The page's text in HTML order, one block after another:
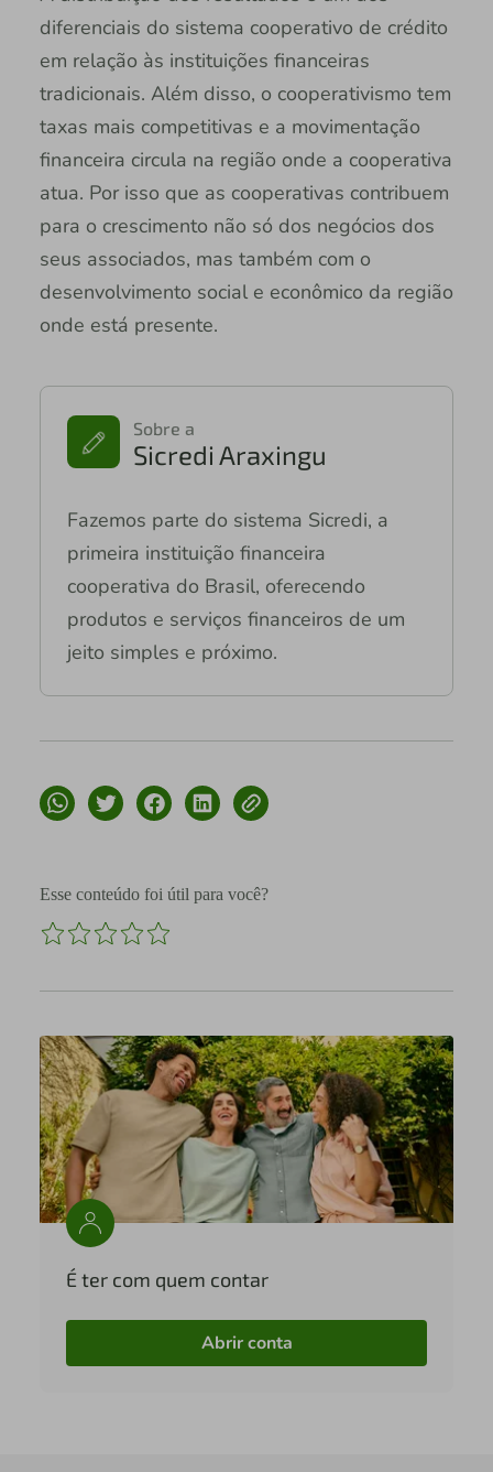
diferenciais do sistema cooperativo de crédito
em relação às instituições financeiras
tradicionais. Além disso, o cooperativismo tem
taxas mais competitivas e a movimentação
financeira circula na região onde a cooperativa
atua. Por isso que as cooperativas contribuem
para o crescimento não só dos negócios dos
seus associados, mas também com o
desenvolvimento social e econômico da região
onde está presente.
Sobre a
Sicredi Araxingu
Fazemos parte do sistema Sicredi, a
primeira instituição financeira
cooperativa do Brasil, oferecendo
produtos e serviços financeiros de um
jeito simples e próximo.
Esse conteúdo foi útil para você?
É ter com quem contar
Abrir conta